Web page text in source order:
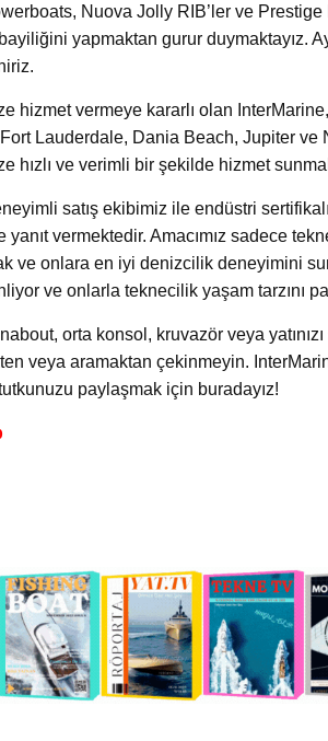
Nuova Jolly RIB’ler ve
yapmaktan gurur duymaktayız.
hizmet vermeye kararlı olan
Fort Lauderdale, Dania Beach, Jupiter
hızlı ve verimli bir şekilde hizmet
satış ekibimiz ile endüstri
yanıt vermektedir. Amacımız sadece
ve onlara en iyi denizcilik deneyimini
ve onlarla teknecilik yaşam tarzını
orta konsol, kruvazör veya
veya aramaktan çekinmeyin.
paylaşmak için buradayız!